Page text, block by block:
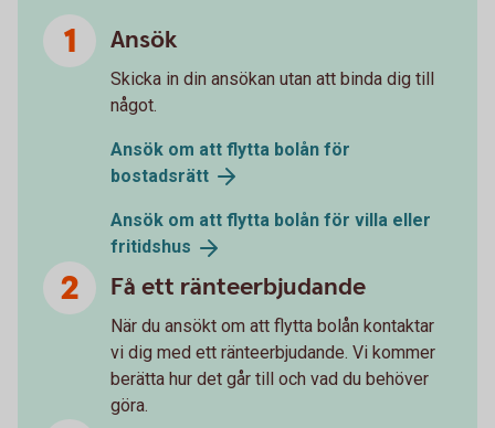
Ansök
Skicka in din ansökan utan att binda dig till
något.
Ansök om att flytta bolån för
bostadsrätt
Ansök om att flytta bolån för villa eller
fritidshus
Få ett ränteerbjudande
När du ansökt om att flytta bolån kontaktar
vi dig med ett ränteerbjudande. Vi kommer
berätta hur det går till och vad du behöver
göra.